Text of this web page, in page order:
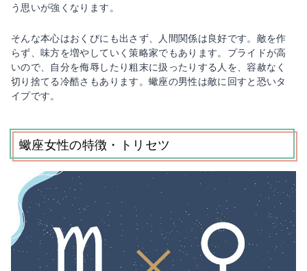
う思いが強くなります。
そんな本心はおくびにも出さず、人間関係は良好です。敵を作
らず、味方を増やしていく策略家でもあります。プライドが高
いので、自分を侮辱したり粗末に扱ったりする人を、容赦なく
切り捨てる冷酷さもあります。蠍座の男性は敵に回すと恐いタ
イプです。
蠍座女性の特徴・トリセツ